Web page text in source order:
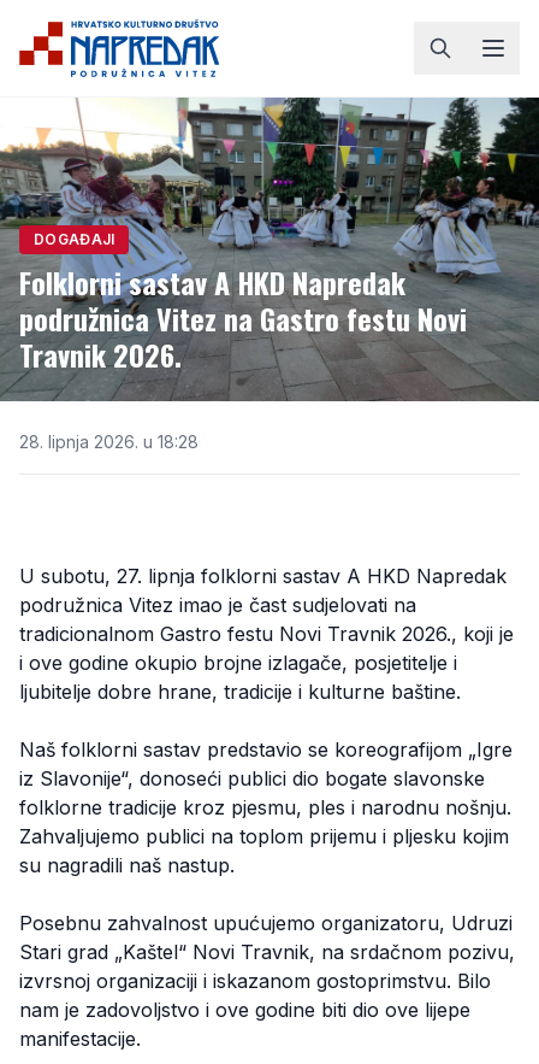
DOGAĐAJI
Folklorni sastav A HKD Napredak
podružnica Vitez na Gastro festu Novi
Travnik 2026.
28. lipnja 2026. u 18:28
U subotu, 27. lipnja folklorni sastav A HKD Napredak
podružnica Vitez imao je čast sudjelovati na
tradicionalnom Gastro festu Novi Travnik 2026., koji je
i ove godine okupio brojne izlagače, posjetitelje i
ljubitelje dobre hrane, tradicije i kulturne baštine.
Naš folklorni sastav predstavio se koreografijom „Igre
iz Slavonije“, donoseći publici dio bogate slavonske
folklorne tradicije kroz pjesmu, ples i narodnu nošnju.
Zahvaljujemo publici na toplom prijemu i pljesku kojim
su nagradili naš nastup.
Posebnu zahvalnost upućujemo organizatoru, Udruzi
Stari grad „Kaštel“ Novi Travnik, na srdačnom pozivu,
izvrsnoj organizaciji i iskazanom gostoprimstvu. Bilo
nam je zadovoljstvo i ove godine biti dio ove lijepe
manifestacije.